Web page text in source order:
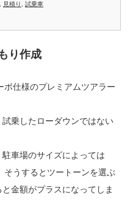
見積り 試乗車
り作成
ボ仕様のプレミアムツアラー
乗したローダウンではない
車場のサイズによっては
そうするとツートーンを選ぶ
金額がプラスになってしま